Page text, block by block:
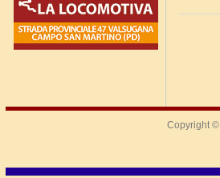
Copyright